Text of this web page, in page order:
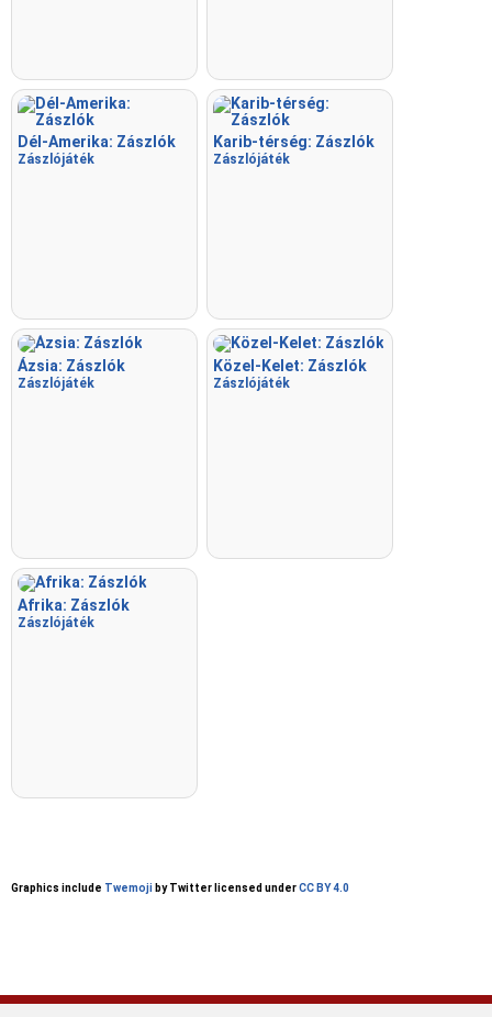
Dél-Amerika: Zászlók
Zászlójáték
Karib-térség: Zászlók
Zászlójáték
Ázsia: Zászlók
Zászlójáték
Közel-Kelet: Zászlók
Zászlójáték
Afrika: Zászlók
Zászlójáték
Graphics include Twemoji by Twitter licensed underCC BY 4.0